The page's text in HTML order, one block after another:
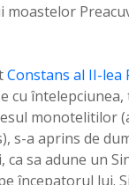
moastelor
Constans al II-lea
cu
monotelitilor
a aprins de
sa adune un
începatorul lui.